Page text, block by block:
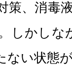
、消毒
かしな
い状態